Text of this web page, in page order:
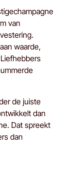
van
waarde,
de juiste
dan
Dat spreekt
dan